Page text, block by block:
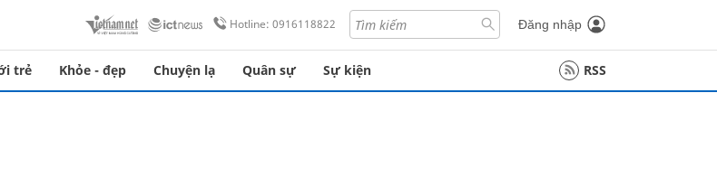
Hotline: 0916118822 Đăng nhập
trẻ Khỏe - đẹp Chuyện lạ Quân sự Sự kiện RSS